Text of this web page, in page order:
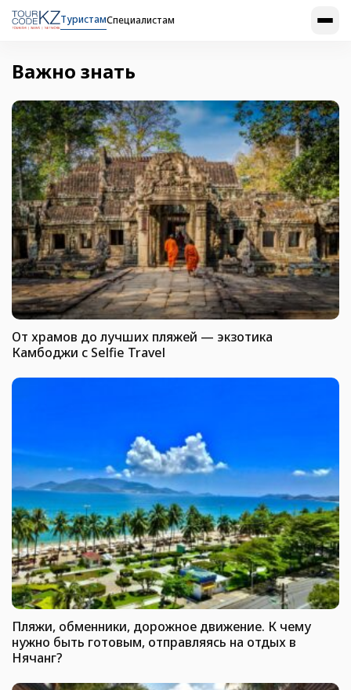
ТуристамСпециалистам
Важно знать
От храмов до лучших пляжей — экзотика
Камбоджи с Selfie Travel
Пляжи, обменники, дорожное движение. К чему
нужно быть готовым, отправляясь на отдых в
Нячанг?